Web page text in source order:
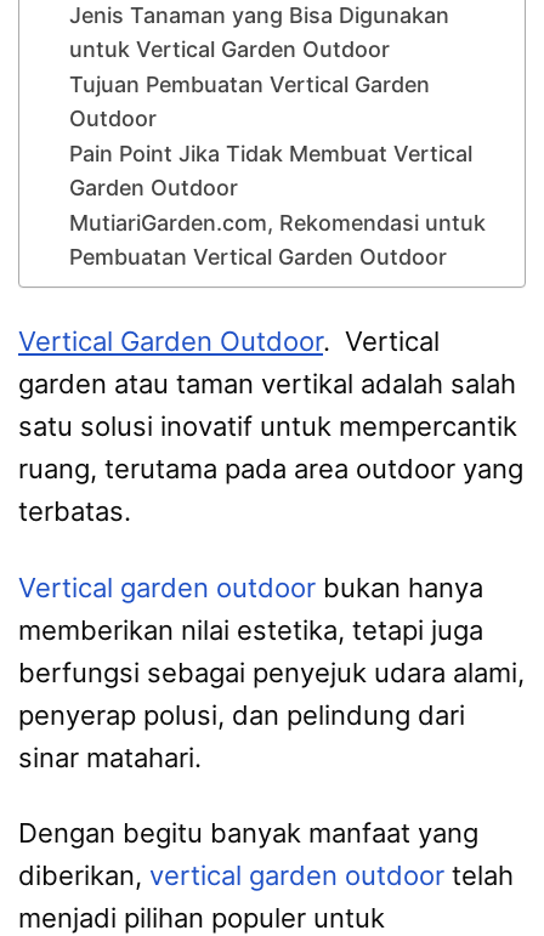
Jenis Tanaman yang Bisa Digunakan
untuk Vertical Garden Outdoor
Tujuan Pembuatan Vertical Garden
Outdoor
Pain Point Jika Tidak Membuat Vertical
Garden Outdoor
MutiariGarden.com, Rekomendasi untuk
Pembuatan Vertical Garden Outdoor
Vertical Garden Outdoor. Vertical
garden atau taman vertikal adalah salah
satu solusi inovatif untuk mempercantik
ruang, terutama pada area outdoor yang
terbatas.
Vertical garden outdoor bukan hanya
memberikan nilai estetika, tetapi juga
berfungsi sebagai penyejuk udara alami,
penyerap polusi, dan pelindung dari
sinar matahari.
Dengan begitu banyak manfaat yang
diberikan, vertical garden outdoor telah
menjadi pilihan populer untuk